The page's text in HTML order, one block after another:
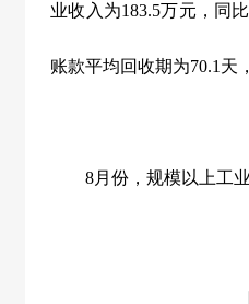
业收入为183.5万元，同
账款平均回收期为70.1 天
8月份，规模以上工